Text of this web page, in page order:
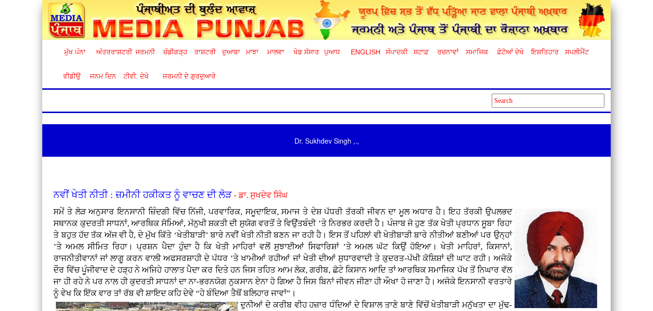
ਮੁੱਖ ਪੰਨਾ ਅੰਤਰਰਾਸ਼ਟਰੀ ਜਰਮਨੀ ਚੰਡੀਗੜ੍ਹ ਰਾਸ਼ਟਰੀ ਦੁਆਬਾ ਮਾਝਾ ਮਾਲਵਾ ਖੇਡ ਸੰਸਾਰ ਪੁਆਧ ENGLISH ਸੰਪਾਦਕੀ ਸਟਾਫ਼ ਰਚਨਾਵਾਂ ਸਮਾਜਿਕ ਫ਼ੋਟੋਆਂ ਦੇਖੋ ਇਸ਼ਤਿਹਾਰ ਸਪਲੀਮੈਂਟ
ਵੀਡੀਉ ਜਨਮ ਦਿਨ ਟੀਵੀ. ਦੇਖੋ ਜਰਮਨੀ ਦੇ ਗੁਰਦੁਆਰੇ
Dr. Sukhdev Singh ,.,
ਨਵੀਂ ਖੇਤੀ ਨੀਤੀ : ਜ਼ਮੀਨੀ ਹਕੀਕਤ ਨੂੰ ਵਾਚਣ ਦੀ ਲੋੜ- ਡਾ. ਸੁਖਦੇਵ ਸਿੰਘ
ਸਮੇਂ ਤੇ ਲੋੜ ਅਨੁਸਾਰ ਇਨਸਾਨੀ ਜ਼ਿੰਦਗੀ ਵਿੱਚ ਨਿੱਜੀ, ਪਰਵਾਰਿਕ, ਸਮੂਦਾਇਕ, ਸਮਾਜ ਤੇ ਦੇਸ਼ ਪੱਧਰੀ ਤੱਰਕੀ ਜੀਵਨ ਦਾ ਮੂਲ ਅਧਾਰ ਹੈ। ਇਹ ਤੱਰਕੀ ਉਪਲਭਦ
ਸਥਾਨਕ ਕੁਦਰਤੀ ਸਾਧਨਾਂ, ਆਰਥਿਕ ਸੋਮਿਆਂ, ਮੱਨੁਖੀ ਸ਼ਕਤੀ ਦੀ ਸੁਯੋਗ ਵਰਤੋਂ ਤੇ ਵਿਉਂਤਬੰਦੀ ’ਤੇ ਨਿਰਭਰ ਕਰਦੀ ਹੈ। ਪੰਜਾਬ ਜੋ ਹੁਣ ਤੱਕ ਖੇਤੀ ਪ੍ਰਧਾਨ ਸੂਬਾ ਰਿਹਾ
ਤੇ ਬਹੁਤ ਹੱਦ ਤੱਕ ਅੱਜ ਵੀ ਹੈ, ਦੇ ਮੁੱਖ ਕਿੱਤੇ ‘ਖੇਤੀਬਾੜੀ’ ਬਾਰੇ ਨਵੀਂ ਖੇਤੀ ਨੀਤੀ ਬਣਨ ਜਾ ਰਹੀ ਹੈ। ਇਸ ਤੋਂ ਪਹਿਲਾਂ ਵੀ ਖੇਤੀਬਾੜੀ ਬਾਰੇ ਨੀਤੀਆਂ ਬਣੀਆਂ ਪਰ ਉਨ੍ਹਾਂ
’ਤੇ ਅਮਲ ਸੀਮਿਤ ਰਿਹਾ। ਪ੍ਰਸ਼ਨ ਪੈਦਾ ਹੁੰਦਾ ਹੈ ਕਿ ਖੇਤੀ ਮਾਹਿਰਾਂ ਵਲੋਂ ਸੁਝਾਈਆਂ ਸਿਫਾਰਿਸ਼ਾਂ ’ਤੇ ਅਮਲ ਘੱਟ ਕਿਉਂ ਹੋਇਆ। ਖੇਤੀ ਮਾਹਿਰਾਂ, ਕਿਸਾਨਾਂ,
ਰਾਜਨੀਤੀਵਾਨਾਂ ਜਾਂ ਲਾਗੂ ਕਰਨ ਵਾਲੀ ਅਫਸਰਸ਼ਾਹੀ ਦੇ ਪੱਧਰ ’ਤੇ ਖਾਮੀਆਂ ਰਹੀਆਂ ਜਾਂ ਖੇਤੀ ਦੀਆਂ ਸੁਧਾਰਵਾਦੀ ਤੇ ਕੁਦਰਤ-ਪੱਖੀ ਕੋਸ਼ਿਸ਼ਾਂ ਦੀ ਘਾਟ ਰਹੀ। ਅਜੋਕੇ
ਦੌਰ ਵਿੱਚ ਪੂੰਜੀਵਾਦ ਦੇ ਹੜ੍ਹ ਨੇ ਅਜਿਹੇ ਹਾਲਾਤ ਪੈਦਾ ਕਰ ਦਿਤੇ ਹਨ ਜਿਸ ਤਹਿਤ ਆਮ ਲੋਕ, ਗਰੀਬ, ਛੋਟੇ ਕਿਸਾਨ ਆਦਿ ਤਾਂ ਆਰਥਿਕ ਸਮਾਜਿਕ ਪੱਖ ਤੋਂ ਨਿਘਾਰ ਵੱਲ
ਜਾ ਹੀ ਰਹੇ ਨੇ ਪਰ ਨਾਲ ਹੀ ਕੁਦਰਤੀ ਸਾਧਨਾਂ ਦਾ ਨਾ-ਭਰਨਯੋਗ ਨੁਕਸਾਨ ਏਨਾ ਹੋ ਗਿਆ ਹੈ ਜਿਸ ਬਿਨਾਂ ਜੀਵਨ ਜੀਣਾ ਹੀ ਔਖਾ ਹੋ ਜਾਣਾ ਹੈ। ਅਜੋਕੇ ਇਨਸਾਨੀ ਵਰਤਾਰੇ
ਨੂੰ ਵੇਖ ਕਿ ਇੱਕ ਵਾਰ ਤਾਂ ਰੱਬ ਵੀ ਸ਼ਾਇਦ ਕਹਿ ਦੇਵੇ “ਹੇ ਬੰਦਿਆ ਤੈਥੋਂ ਬਲਿਹਾਰ ਜਾਵਾਂ”।
ਦੁਨੀਆਂ ਦੇ ਕਰੀਬ ਵੀਹ ਹਜ਼ਾਰ ਧੰਦਿਆਂ ਦੇ ਵਿਸ਼ਾਲ ਤਾਣੇ ਬਾਣੇ ਵਿੱਚੋਂ ਖੇਤੀਬਾੜੀ ਮਨੁੱਖਤਾ ਦਾ ਮੁੱਢ-